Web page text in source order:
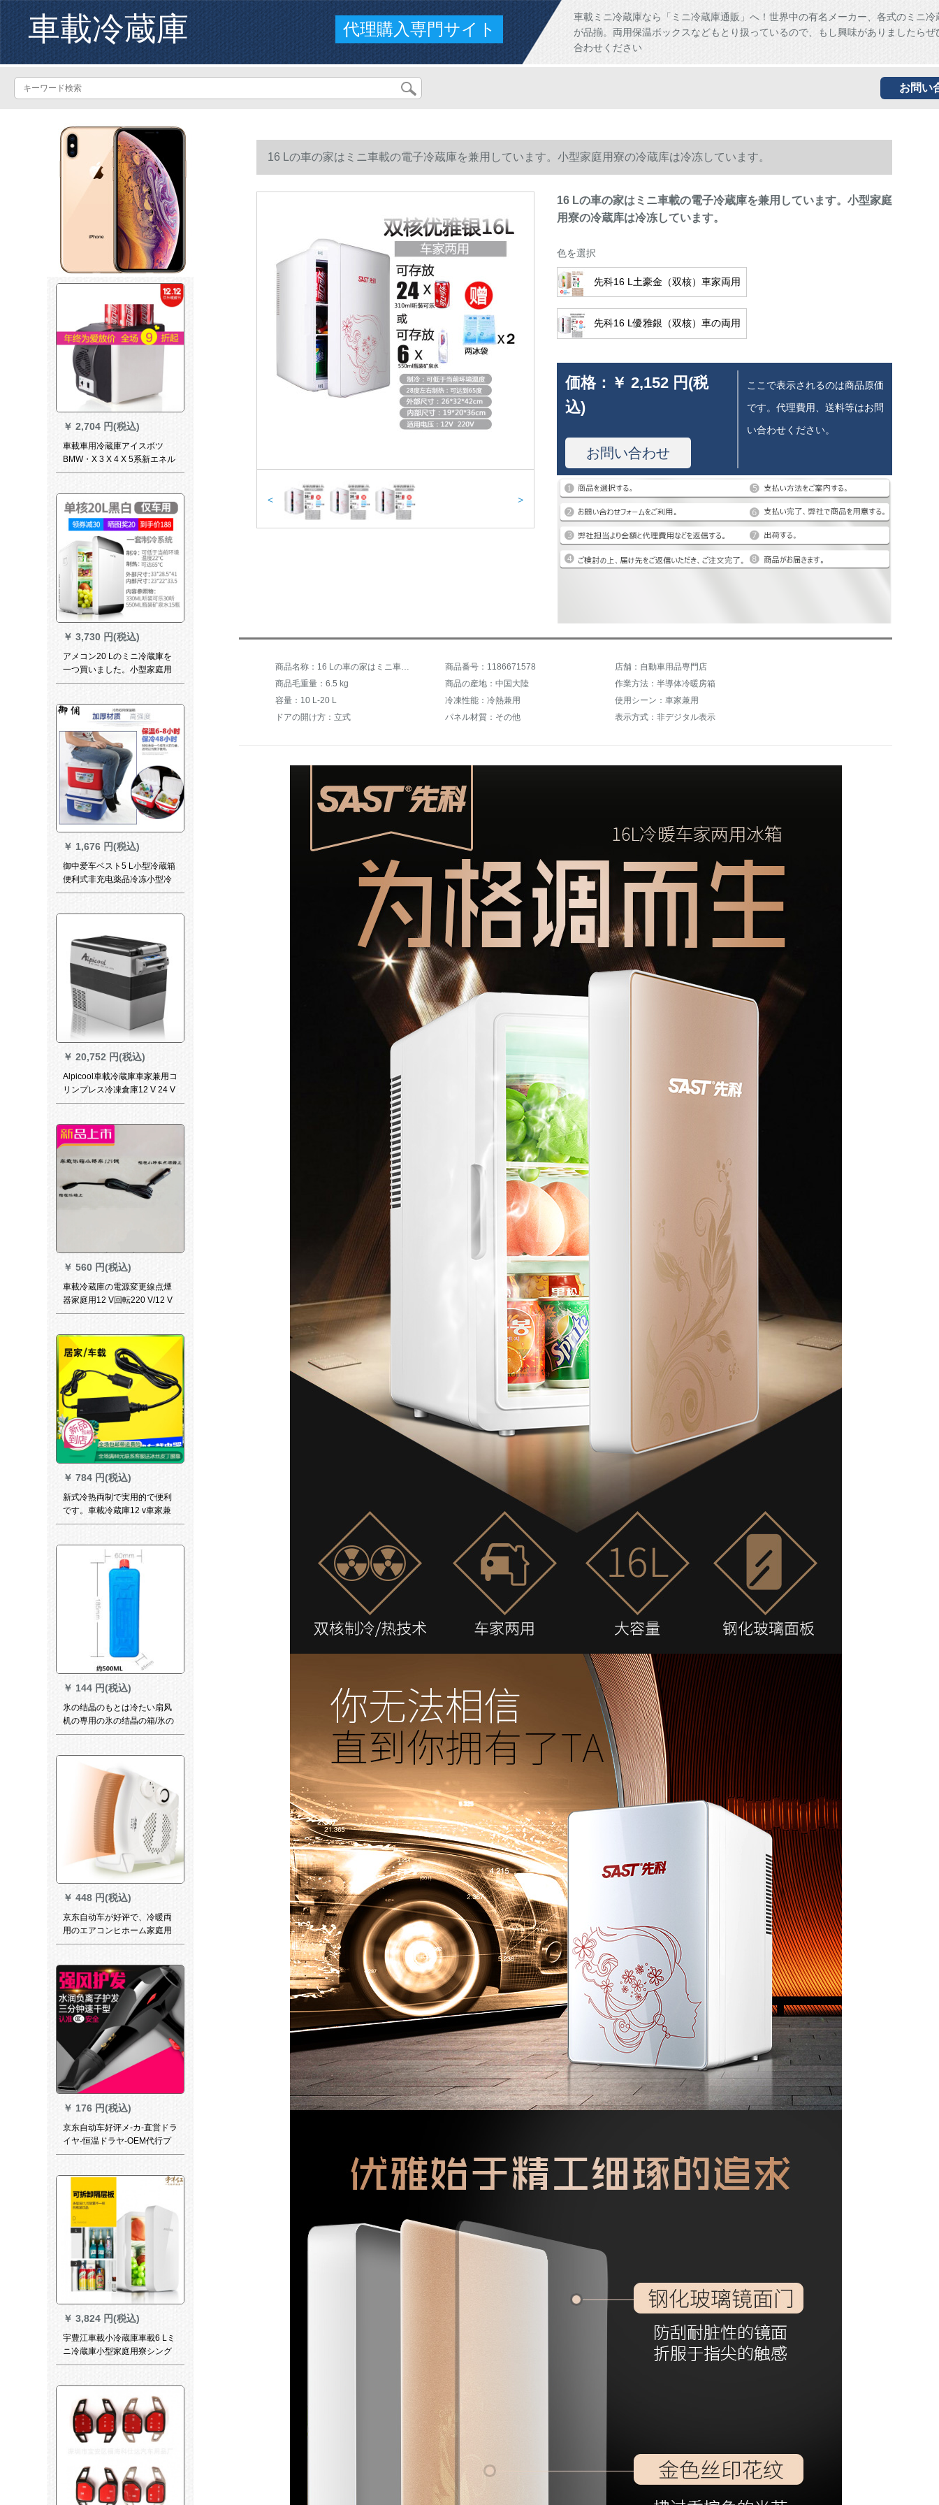
車載冷蔵庫 代理購入専門サイト
車載ミニ冷蔵庫なら「ミニ冷蔵庫通販」へ！世界中の有名メーカー、各式のミニ冷
が品揃。両用保温ボックスなどもとり扱っているので、もし興味がありましたらぜ
合わせください
お問い
￥ 2,704 円(税込)
車載車用冷蔵庫アイスボツ
BMW・X 3 X 4 X 5系新エネル
6系自動車車載冷蔵庫両用12
￥ 3,730 円(税込)
アメコン20 Lのミニ冷蔵庫を
一つ買いました。小型家庭用
车両用学生冷蔵库冷冻単门式
￥ 1,676 円(税込)
御中爱车ベスト5 L小型冷蔵箱
便利式非充电薬品冷冻小型冷
蔵库の车内氷袋恒温保温カー
￥ 20,752 円(税込)
Alpicool車載冷蔵庫車家兼用コ
リンプレス冷凍倉庫12 V 24 V
冷凍分区設計母乳レン寮ミニ
凍庫
￥ 560 円(税込)
車載冷蔵庫の電源変更線点煙
器家庭用12 V回転220 V/12 V
バック24 Vトラック12 V車載
￥ 784 円(税込)
新式冷热両制で実用的で便利
です。車載冷蔵庫12 v車家兼
用ミニ冷蔵庫6 L自動車用品
￥ 144 円(税込)
氷の结晶のもとは冷たい扇风
机の専用の氷の结晶の箱/氷の
结晶の青い氷、氷の箱の冷蔵
￥ 448 円(税込)
京东自动车が好评で、冷暖両
用のエアコンヒホーム家庭用
事务室の电気暖房屋ファンヒ
の电気コードスです。
￥ 176 円(税込)
京东自动车好评メ-カ-直営ドラ
イヤ-恒温ドラヤ-OEM代行プ
レゼ-ト电风筒一点安のブラド
￥ 3,824 円(税込)
宇豊江車載小冷蔵庫車載6 Lミ
ニ冷蔵庫小型家庭用寮シング
ア式冷凍車家兼用車載用冷暖
16 Lの車の家はミニ車載の電子冷蔵庫を兼用しています。小型家庭用寮の冷蔵库は冷冻しています。
< >
16 Lの車の家はミニ車載の電子冷蔵庫を兼用しています。小型家庭
用寮の冷蔵库は冷冻しています。
色を選択
先科16 L土豪金（双核）車家両用
先科16 L優雅銀（双核）車の両用
価格： ￥ 2,152 円(税
込)
お問い合わせ
ここで表示されるのは商品原価
です。代理費用、送料等はお問
い合わせください。
商品番号：1186671578
店舗：自動車用品専門店
商品毛重量：6.5 kg
商品の産地：中国大陸
作業方法：半導体冷暖房箱
容量：10 L-20 L
冷凍性能：冷熱兼用
使用シーン：車家兼用
ドアの開け方：立式
パネル材質：その他 表示方式：非デジタル表示